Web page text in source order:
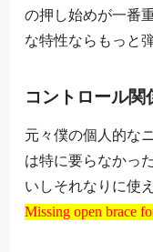
の押し始めが一番
な特性ならもっと
コントロール関
元々僕の個人的な
は特に要らなかっ
いしそれなりに使
Missing open brace
Missing open brace for superscript